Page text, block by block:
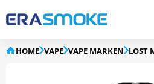
HOME VAPE VAPE MARKEN LOST